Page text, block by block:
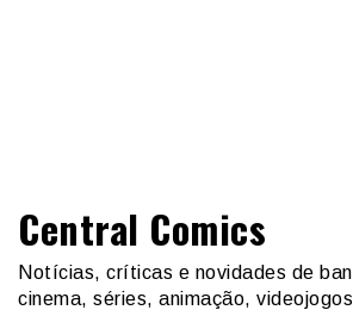
Central Comics
Notícias, críticas e novidades de
cinema, séries, animação,